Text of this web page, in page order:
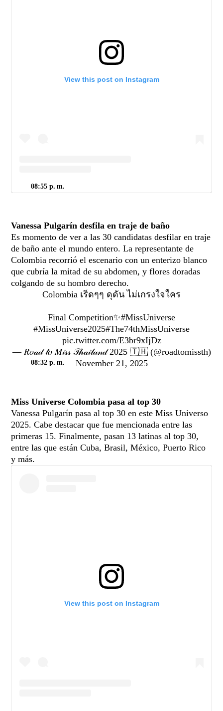
View this post on Instagram
08:55 p. m.
Vanessa Pulgarín desfila en traje de baño
Es momento de ver a las 30 candidatas desfilar en traje
de baño ante el mundo entero. La representante de
Colombia recorrió el escenario con un enterizo blanco
que cubría la mitad de su abdomen, y flores doradas
colgando de su hombro derecho.
Colombia เริ่ดๆๆ ดุดัน ไม่เกรงใจใคร
Final Competition✨#MissUniverse
#MissUniverse2025#The74thMissUniverse
pic.twitter.com/E3br9xIjDz
— 𝑅𝑜𝒶𝒹 𝓉𝑜 𝑀𝒾𝓈𝓈 𝒯𝒽𝒶𝒾𝓁𝒶𝓃𝒹 2025 🇹🇭 (@roadtomissth)
November 21, 2025
08:32 p. m.
Miss Universe Colombia pasa al top 30
Vanessa Pulgarín pasa al top 30 en este Miss Universo
2025. Cabe destacar que fue mencionada entre las
primeras 15. Finalmente, pasan 13 latinas al top 30,
entre las que están Cuba, Brasil, México, Puerto Rico
y más.
View this post on Instagram